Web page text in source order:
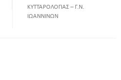
ΚΥΤΤΑΡΟΛΟΓΙΑΣ – Γ.Ν.
ΙΩΑΝΝΙΝΩΝ